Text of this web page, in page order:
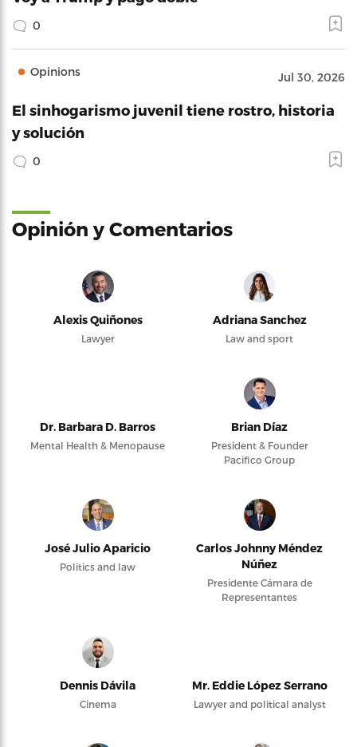
0
Opinions Jul 30, 2026
El sinhogarismo juvenil tiene rostro, historia
y solución
0
Opinión y Comentarios
Alexis Quiñones
Lawyer
Adriana Sanchez
Law and sport
Dr. Barbara D. Barros
Mental Health & Menopause
Brian Díaz
President & Founder
Pacifico Group
José Julio Aparicio
Politics and law
Carlos Johnny Méndez
Núñez
Presidente Cámara de
Representantes
Dennis Dávila
Cinema
Mr. Eddie López Serrano
Lawyer and political analyst